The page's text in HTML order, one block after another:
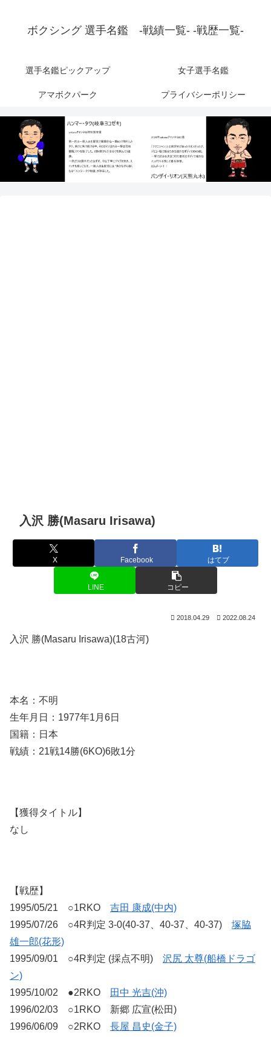
ボクシング 選手名鑑 -戦績一覧- -戦歴一覧-
選手名鑑ピックアップ 女子選手名鑑
アマボクパーク プライバシーポリシー
入沢 勝(Masaru Irisawa)
X Facebook はてブ
LINE コピー
2018.04.29 2022.08.24
入沢 勝(Masaru Irisawa)(18古河)
本名：不明
生年月日：1977年1月6日
国籍：日本
戦績：21戦14勝(6KO)6敗1分
【獲得タイトル】
なし
【戦歴】
1995/05/21 ○1RKO 吉田 康成(中内)
1995/07/26 ○4R判定 3-0(40-37、40-37、40-37) 塚脇
雄一郎(花形)
1995/09/01 ○4R判定 (採点不明) 沢尻 太尊(船橋ドラゴ
ン)
1995/10/02 ●2RKO
田中 光吉(沖)
1996/02/03 ○1RKO 新郷 広宣(松田)
1996/06/09 ○2RKO 長屋 昌史(金子)